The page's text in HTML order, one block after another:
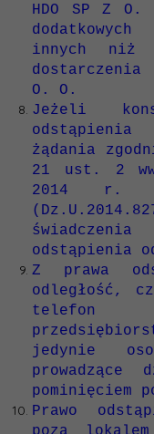
HDO SP Z O.
innych niż
dostarczenia
O. O.
Jeżeli
odstąpienia
żądania
21 ust. 2
2014 r. o
odstąpienia
Z prawa
odległość,
telefon
jedynie
prowadzące
pominięciem
Prawo